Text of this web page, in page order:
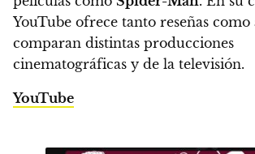
YouTube ofrece tanto reseñas como
comparan distintas producciones
cinematográficas y de la televisión.
YouTube